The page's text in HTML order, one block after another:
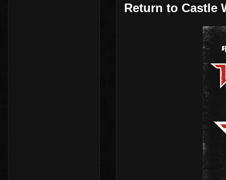
Return to Castle